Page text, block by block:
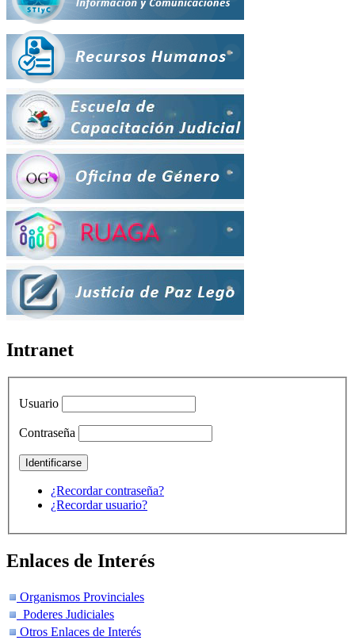
Intranet
Usuario
Contraseña
¿Recordar contraseña?
¿Recordar usuario?
Enlaces de Interés
Organismos Provinciales
Poderes Judiciales
Otros Enlaces de Interés